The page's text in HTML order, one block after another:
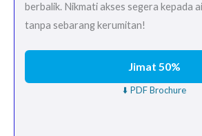
berbalik. Nikmati akses segera kepada
tanpa sebarang kerumitan!
Jimat 50%
⬇️ PDF Brochure